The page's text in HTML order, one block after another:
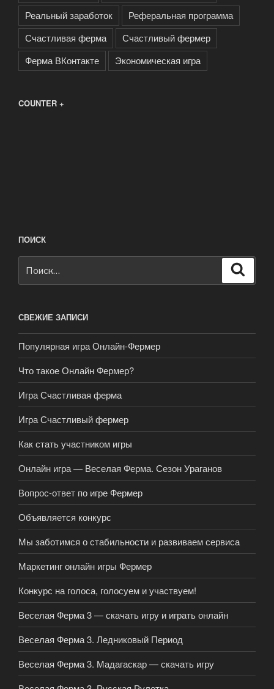
Реальный заработок
Реферальная программа
Счастливая ферма
Счастливый фермер
Ферма ВКонтакте
Экономическая игра
COUNTER +
ПОИСК
СВЕЖИЕ ЗАПИСИ
Популярная игра Онлайн-Фермер
Что такое Онлайн Фермер?
Игра Счастливая ферма
Игра Счастливый фермер
Как стать участником игры
Онлайн игра — Веселая Ферма. Сезон Ураганов
Вопрос-ответ по игре Фермер
Объявляется конкурс
Мы заботимся о стабильности и развиваем сервиса
Маркетинг онлайн игры Фермер
Конкурс на голоса, голосуем и участвуем!
Веселая Ферма 3 — скачать игру и играть онлайн
Веселая Ферма 3. Ледниковый Период
Веселая Ферма 3. Мадагаскар — скачать игру